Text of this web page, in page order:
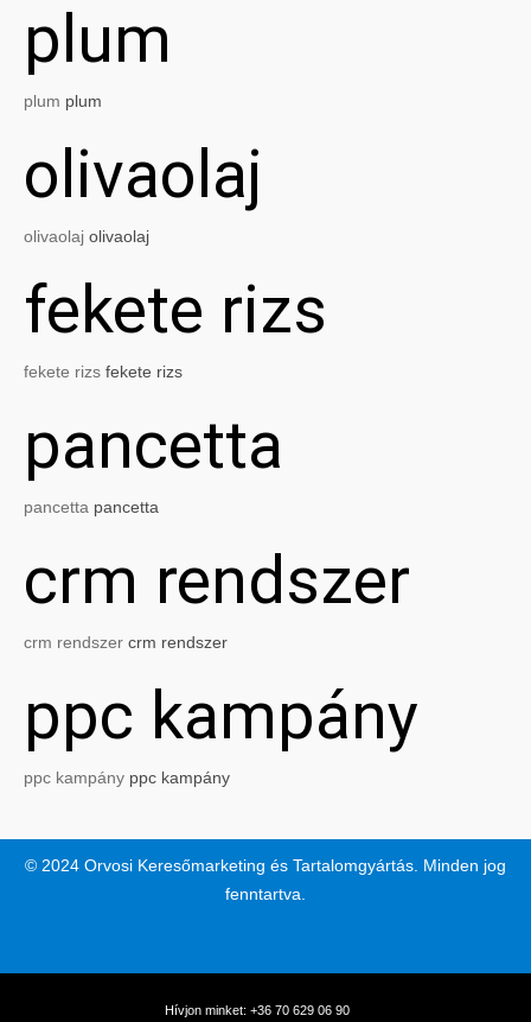
plum
plum plum
olivaolaj
olivaolaj olivaolaj
fekete rizs
fekete rizs fekete rizs
pancetta
pancetta pancetta
crm rendszer
crm rendszer crm rendszer
ppc kampány
ppc kampány ppc kampány
© 2024 Orvosi Keresőmarketing és Tartalomgyártás. Minden jog
fenntartva.
Hívjon minket: +36 70 629 06 90